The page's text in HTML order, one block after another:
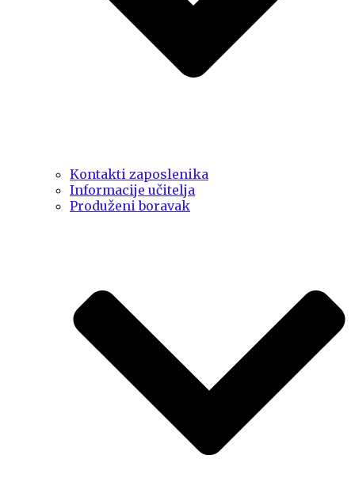
Kontakti zaposlenika
Informacije učitelja
Produženi boravak